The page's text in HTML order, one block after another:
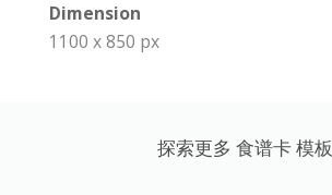
Dimension
1100 x 850 px
探索更多 食谱卡 模板